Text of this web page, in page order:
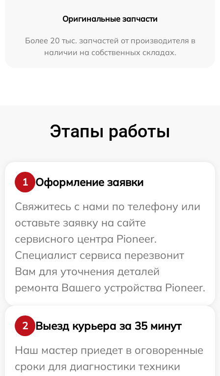
Оригинальные запчасти
Более 20 тыс. запчастей от производителя в
наличии на собственных складах.
Этапы работы
1
Оформление заявки
Свяжитесь с нами по телефону или
оставьте заявку на сайте
сервисного центра Pioneer.
Специалист сервиса перезвонит
Вам для уточнения деталей
ремонта Вашего устройства Pioneer.
2
Выезд курьера за 35 минут
Наш мастер приедет в оговоренные
сроки для диагностики техники